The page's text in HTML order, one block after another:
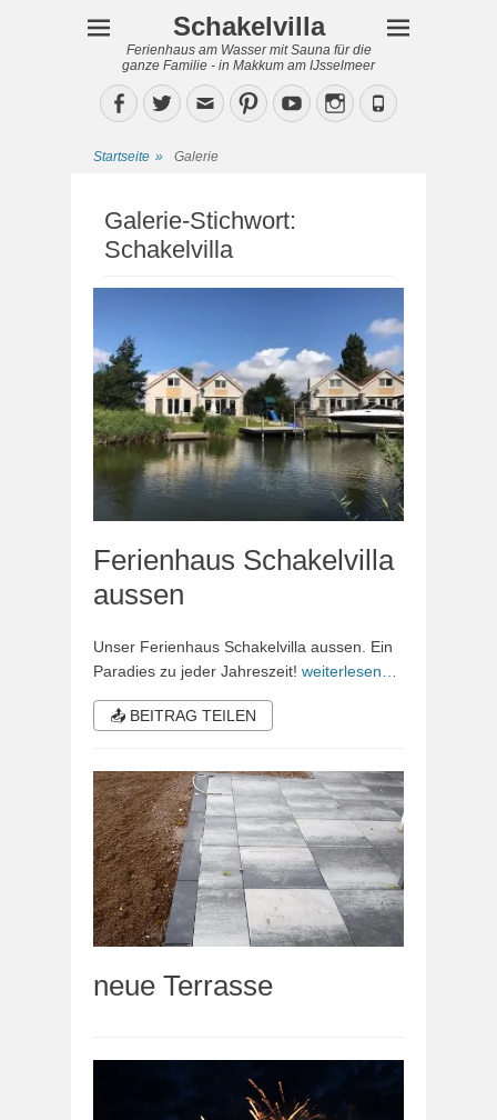
Schakelvilla
Ferienhaus am Wasser mit Sauna für die
ganze Familie - in Makkum am IJsselmeer
Facebook
TwitterEmailPinterestYouTubeInstagram
Phone
Startseite » Galerie
Galerie-Stichwort:
Schakelvilla
Ferienhaus Schakelvilla
aussen
Unser Ferienhaus Schakelvilla aussen. Ein
Paradies zu jeder Jahreszeit! weiterlesen…
📤 BEITRAG TEILEN
neue Terrasse